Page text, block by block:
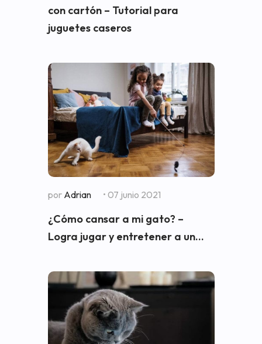
con cartón – Tutorial para
juguetes caseros
por Adrian • 07 junio 2021
¿Cómo cansar a mi gato? –
Logra jugar y entretener a un...